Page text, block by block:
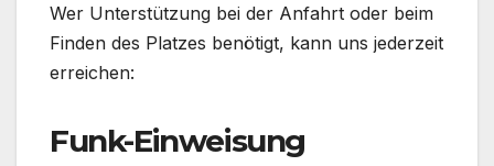
Wer Unterstützung bei der Anfahrt oder beim
Finden des Platzes benötigt, kann uns jederzeit
erreichen:
Funk-Einweisung